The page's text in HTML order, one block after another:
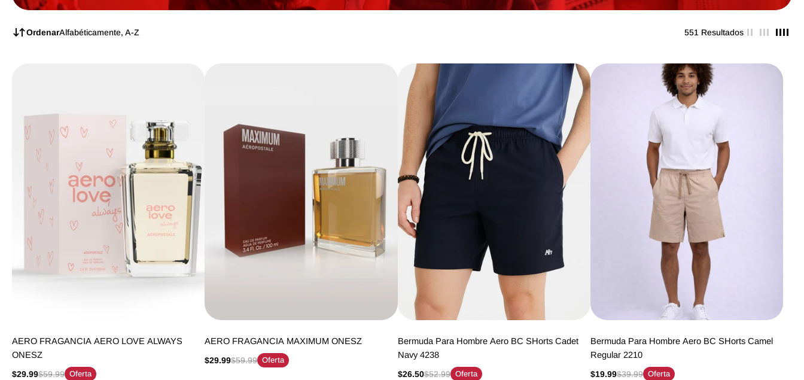
OrdenarAlfabéticamente, A-Z 551 Resultados
AERO FRAGANCIA AERO LOVE ALWAYS
ONESZ
$29.99$59.99 Oferta
AERO FRAGANCIA MAXIMUM ONESZ
$29.99$59.99 Oferta
Bermuda Para Hombre Aero BC SHorts Cadet
Navy 4238
$26.50$52.99 Oferta
Bermuda Para Hombre Aero BC SHorts Camel
Regular 2210
$19.99$39.99 Oferta